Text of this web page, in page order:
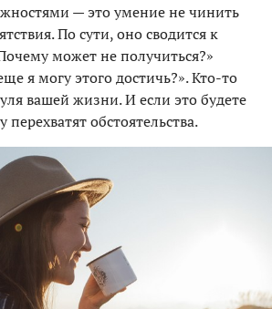
— это умение не чинить
По сути, оно сводится к
может не получиться?»
я могу этого достичь?». Кто-то
вашей жизни. И если это будете
обстоятельства.